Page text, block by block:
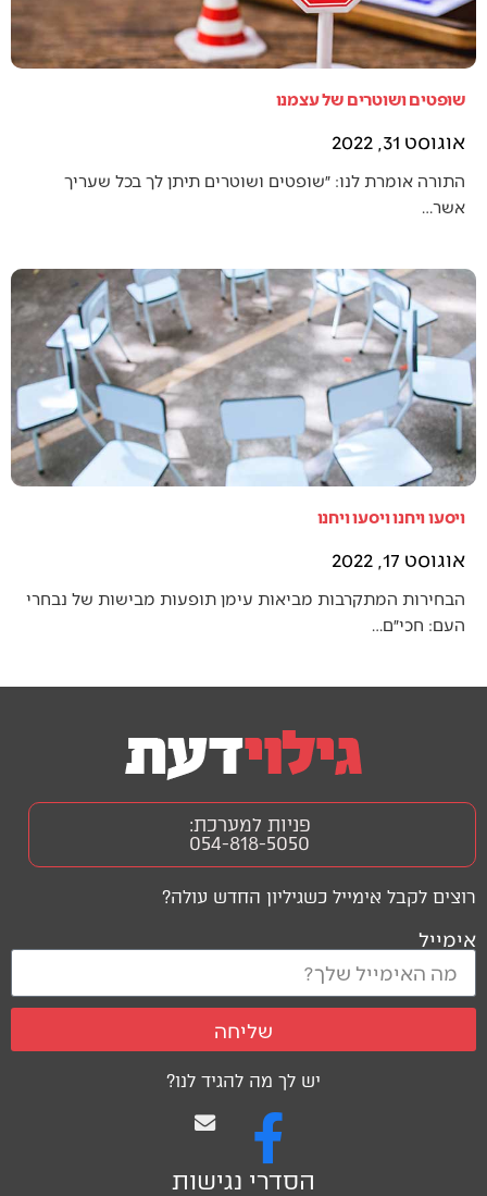
שופטים ושוטרים של עצמנו
אוגוסט 31, 2022
התורה אומרת לנו: ״שופטים ושוטרים תיתן לך בכל שעריך
אשר…
ויסעו ויחנו ויסעו ויחנו
אוגוסט 17, 2022
הבחירות המתקרבות מביאות עימן תופעות מבישות של נבחרי
העם: חכי״ם…
יש לך מה להגיד לנו?
הסדרי נגישות
רוצים לקבל אימייל כשגיליון החדש עולה?
אימייל
שליחה
פניות למערכת:
054-818-5050